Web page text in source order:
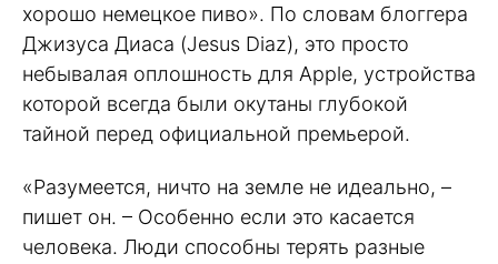
хорошо немецкое пиво». По словам блоггера
Джизуса Диаса (Jesus Diaz), это просто
небывалая оплошность для Apple, устройства
которой всегда были окутаны глубокой
тайной перед официальной премьерой.
«Разумеется, ничто на земле не идеально, –
пишет он. – Особенно если это касается
человека. Люди способны терять разные